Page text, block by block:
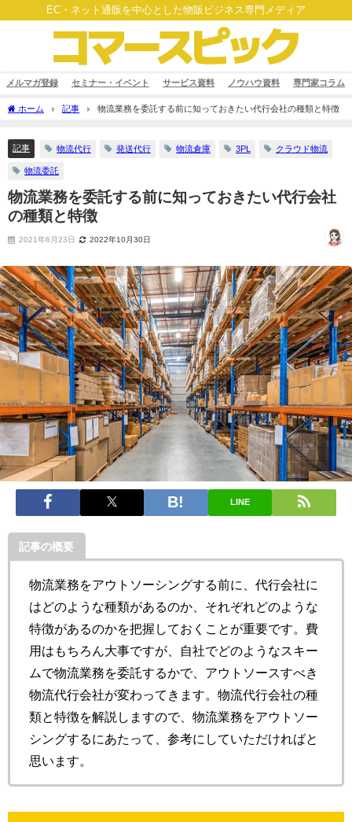
EC・ネット通販を中心とした物販ビジネス専門メディア
メルマガ登録 セミナー・イベント サービス資料 ノウハウ資料 専門家コラム
ホーム 記事 物流業務を委託する前に知っておきたい代行会社の種類と特徴
記事 物流代行 発送代行 物流倉庫 3PL クラウド物流
物流委託
物流業務を委託する前に知っておきたい代行会社
の種類と特徴
2021年6月23日 2022年10月30日
LINE
記事の概要
物流業務をアウトソーシングする前に、代行会社に
はどのような種類があるのか、それぞれどのような
特徴があるのかを把握しておくことが重要です。費
用はもちろん大事ですが、自社でどのようなスキー
ムで物流業務を委託するかで、アウトソースすべき
物流代行会社が変わってきます。物流代行会社の種
類と特徴を解説しますので、物流業務をアウトソー
シングするにあたって、参考にしていただければと
思います。